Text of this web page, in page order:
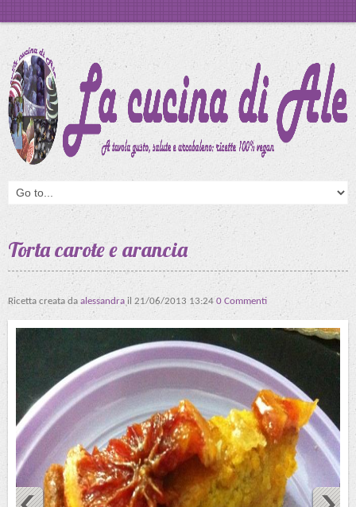
Torta carote e arancia
Ricetta creata da alessandra il 21/06/2013 13:24 0 Commenti